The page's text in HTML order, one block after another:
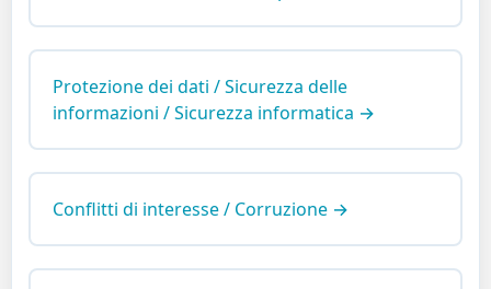
Protezione dei dati / Sicurezza delle
informazioni / Sicurezza informatica →
Conflitti di interesse / Corruzione →